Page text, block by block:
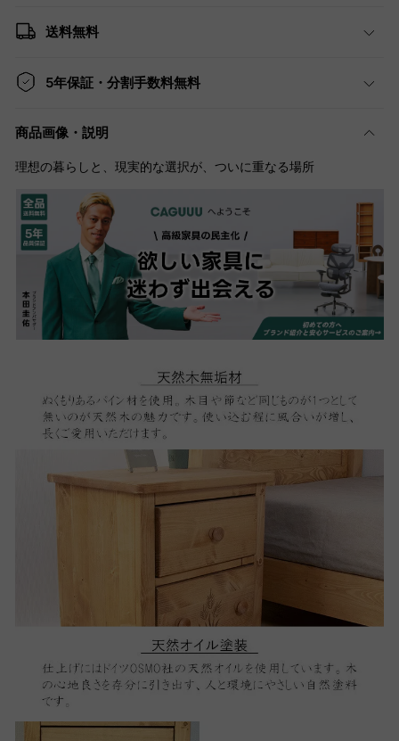
送料無料
5年保証・分割手数料無料
商品画像・説明
理想の暮らしと、現実的な選択が、ついに重なる場所